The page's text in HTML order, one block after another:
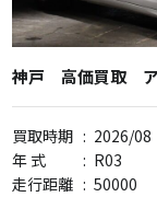
神戸 高価買取 ア
買取時期 : 2026/08
年 式
: R03
走行距離 : 50000